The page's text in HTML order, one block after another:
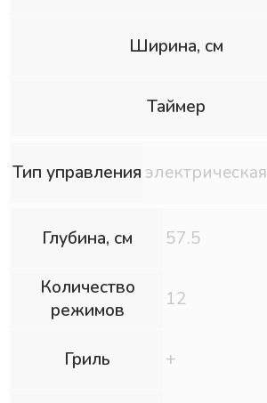
Ширина, см
Таймер
Тип управления электрическая
Глубина, см 57.5
Количество
режимов
12
Гриль +